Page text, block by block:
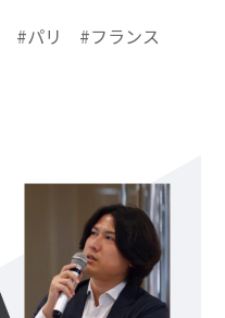
#パリ
#フランス